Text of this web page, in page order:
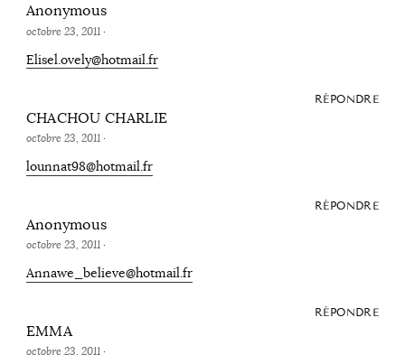
Anonymous
octobre 23, 2011·
Elisel.ovely@hotmail.fr
RÉPONDRE
CHACHOU CHARLIE
octobre 23, 2011·
lounnat98@hotmail.fr
RÉPONDRE
Anonymous
octobre 23, 2011·
Annawe_believe@hotmail.fr
RÉPONDRE
EMMA
octobre 23, 2011·